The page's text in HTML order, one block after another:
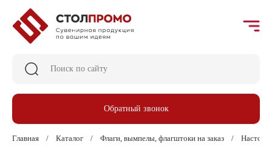
Обратный звонок
Главная Каталог Флаги, вымпелы, флагштоки на заказ